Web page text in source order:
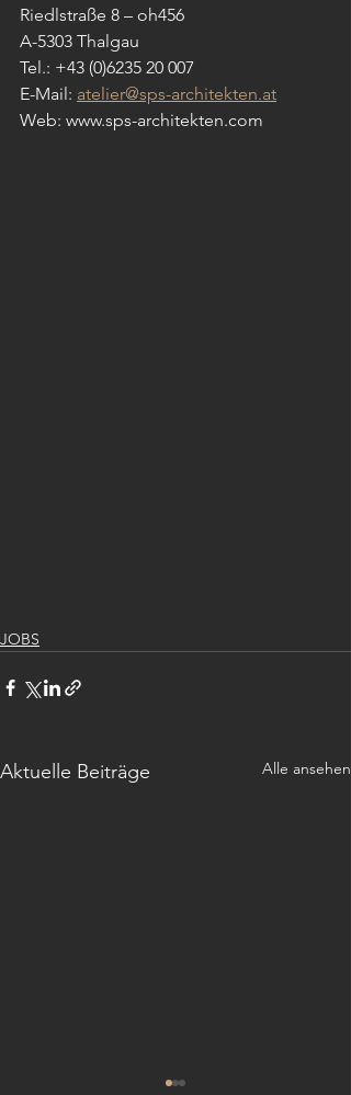
Riedlstraße 8 – oh456
A-5303 Thalgau
Tel.: +43 (0)6235 20 007
E-Mail: atelier@sps-architekten.at
Web: www.sps-architekten.com
JOBS
Aktuelle Beiträge Alle ansehen